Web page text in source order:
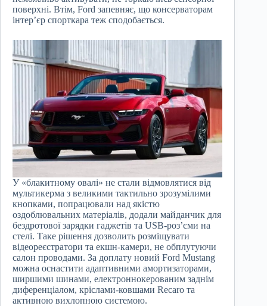
поверхні. Втім, Ford запевняє, що консерваторам
інтер’єр спорткара теж сподобається.
У «блакитному овалі» не стали відмовлятися від
мультикерма з великими тактильно зрозумілими
кнопками, попрацювали над якістю
оздоблювальних матеріалів, додали майданчик для
бездротової зарядки гаджетів та USB-роз’єми на
стелі. Таке рішення дозволить розміщувати
відеореєстратори та екшн-камери, не обплутуючи
салон проводами. За доплату новий Ford Mustang
можна оснастити адаптивними амортизаторами,
ширшими шинами, електроннокерованим заднім
диференціалом, кріслами-ковшами Recaro та
активною вихлопною системою.